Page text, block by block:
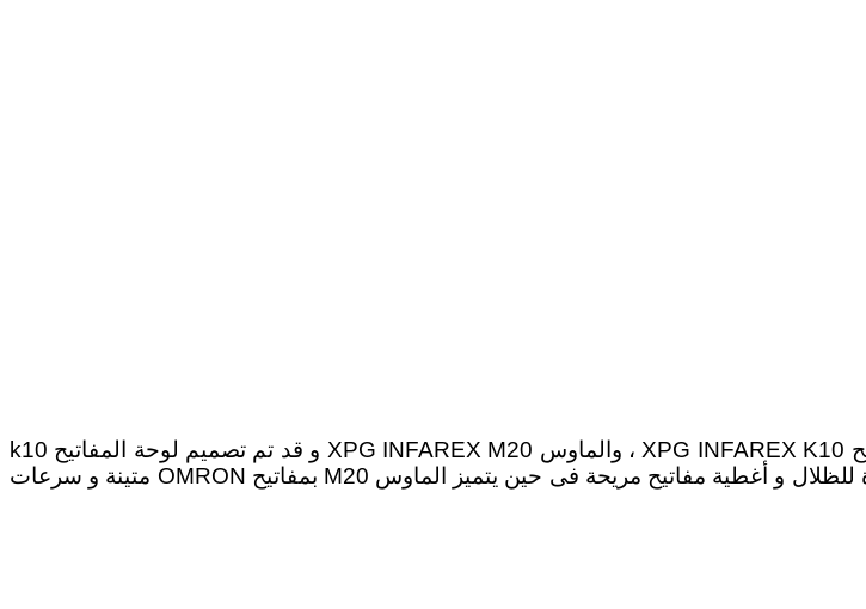
اعلنت اليوم ADATA عن أطلاق اثنان من ملحقات الألعاب الجديدة , لوحة المفاتيح XPG INFAREX K10 ، والماوس XPG INFAREX M20 و قد تم تصميم لوحة المفاتيح k10
لتعزيز خبرات اللاعبين و تحتوى على تسعة أنماط من أضاءة LED و مفاتيح مضادة للظلال و أغطية مفاتيح مريحة فى حين يتميز الماوس M20 بمفاتيح OMRON متينة و سرعات